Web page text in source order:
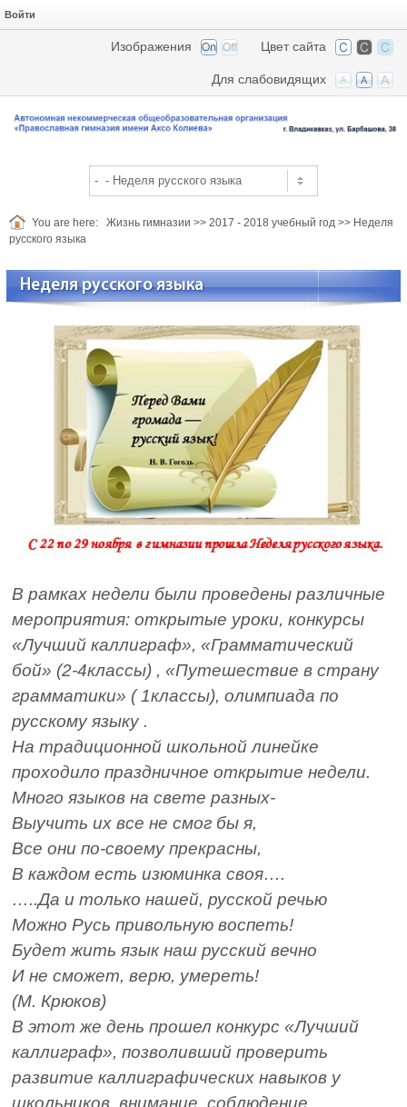
Войти
Цвет сайта
Изображения
Для слабовидящих
You are here: Жизнь гимназии >> 2017 - 2018 учебный год >> Неделя
русского языка
Неделя русского языка
В рамках недели были проведены различные
мероприятия: открытые уроки, конкурсы
«Лучший каллиграф», «Грамматический
бой» (2-4классы) , «Путешествие в страну
грамматики» ( 1классы), олимпиада по
русскому языку .
На традиционной школьной линейке
проходило праздничное открытие недели.
Много языков на свете разных-
Выучить их все не смог бы я,
Все они по-своему прекрасны,
В каждом есть изюминка своя….
…..Да и только нашей, русской речью
Можно Русь привольную воспеть!
Будет жить язык наш русский вечно
И не сможет, верю, умереть!
(М. Крюков)
В этот же день прошел конкурс «Лучший
каллиграф», позволивший проверить
развитие каллиграфических навыков у
школьников, внимание, соблюдение